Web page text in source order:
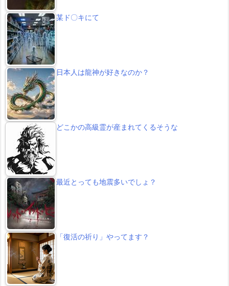
某ド〇キにて
日本人は龍神が好きなのか？
どこかの高級霊が産まれてくるそうな
最近とっても地震多いでしょ？
「復活の祈り」やってます？